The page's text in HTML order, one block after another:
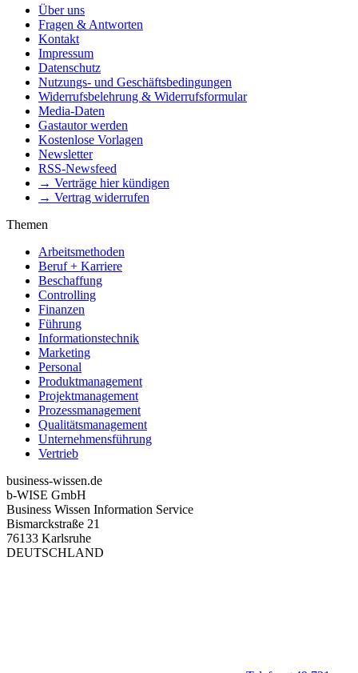
Über uns
Fragen & Antworten
Kontakt
Impressum
Datenschutz
Nutzungs- und Geschäftsbedingungen
Widerrufsbelehrung & Widerrufsformular
Media-Daten
Gastautor werden
Kostenlose Vorlagen
Newsletter
RSS-Newsfeed
→ Verträge hier kündigen
→ Vertrag widerrufen
Themen
Arbeitsmethoden
Beruf + Karriere
Beschaffung
Controlling
Finanzen
Führung
Informationstechnik
Marketing
Personal
Produktmanagement
Projektmanagement
Prozessmanagement
Qualitätsmanagement
Unternehmensführung
Vertrieb
business-wissen.de
b-WISE GmbH
Business Wissen Information Service
Bismarckstraße 21
76133 Karlsruhe
DEUTSCHLAND